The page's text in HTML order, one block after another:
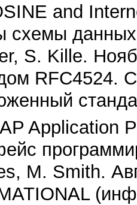
and
схемы
S. Kille.
RFC4524.
Application
M. Smith.